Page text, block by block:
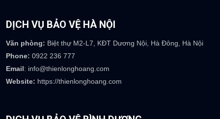
Phòng kinh doanh : sales@thienlonghoang.com
Phòng nhân sự :
careers@thienlonghoang.com
Phòng kế toán : accounting@thienlonghoang.com
Số điện thoại:0917.369.237
Văn phòng: Biệt thự M2-L7, KĐT Dương Nội, Hà Đông, Hà Nội